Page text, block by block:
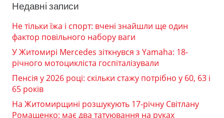
Недавні записи
Не тільки їжа і спорт: вчені знайшли ще один
фактор повільного набору ваги
У Житомирі Mercedes зіткнувся з Yamaha: 18-
річного мотоцикліста госпіталізували
Пенсія у 2026 році: скільки стажу потрібно у 60, 63 і
65 років
На Житомирщині розшукують 17-річну Світлану
Ромащенко: має два татуювання на руках